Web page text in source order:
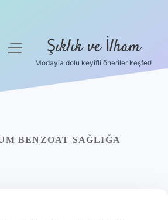
menüyü
Şıklık ve İlham
Modayla dolu keyifli öneriler keşfet!
BENZOAT SAĞLIĞA